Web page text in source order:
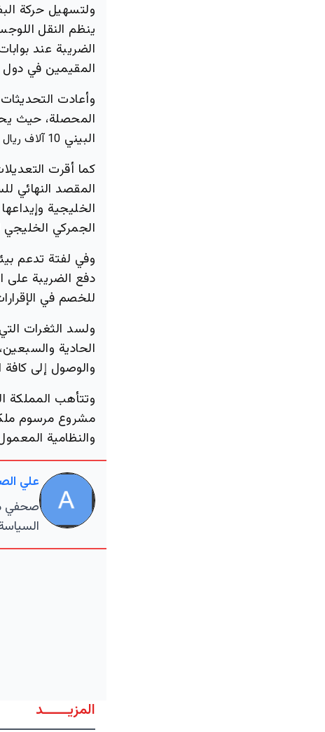
ولتسهيل حركة
ينظم النقل
الضريبة عند
المقيمين في
وأعادت
المحصلة، حيث
البيني 10 آلاف ريال سعودي
كما أقرت
المقصد النهائي
الخليجية
الجمركي الخليجي
وفي لفتة تدعم
دفع الضريبة على
للخصم في
ولسد الثغرات
الحادية
والوصول إلى كافة
وتتأهب المملكة
مشروع مرسوم
والنظامية
علي
صحفي
المزيــــــد